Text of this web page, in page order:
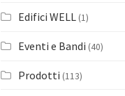
Edifici WELL (1)
Eventi e Bandi (40)
Prodotti (113)